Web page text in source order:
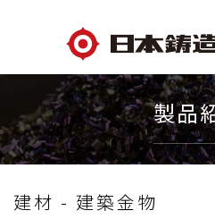
製品
建材 - 建築金物